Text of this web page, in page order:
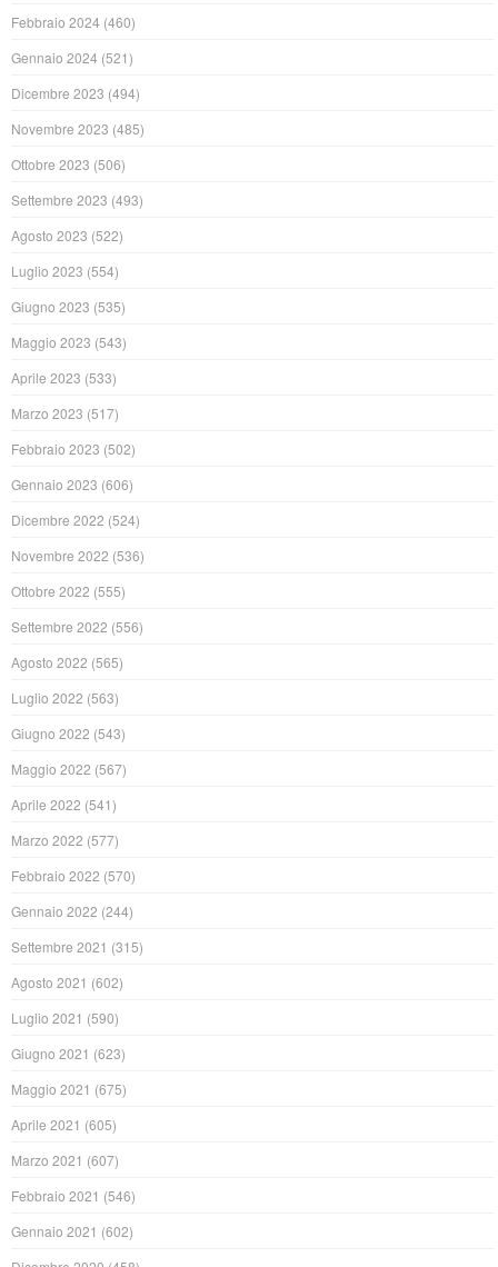
Febbraio 2024 (460)
Gennaio 2024 (521)
Dicembre 2023 (494)
Novembre 2023 (485)
Ottobre 2023 (506)
Settembre 2023 (493)
Agosto 2023 (522)
Luglio 2023 (554)
Giugno 2023 (535)
Maggio 2023 (543)
Aprile 2023 (533)
Marzo 2023 (517)
Febbraio 2023 (502)
Gennaio 2023 (606)
Dicembre 2022 (524)
Novembre 2022 (536)
Ottobre 2022 (555)
Settembre 2022 (556)
Agosto 2022 (565)
Luglio 2022 (563)
Giugno 2022 (543)
Maggio 2022 (567)
Aprile 2022 (541)
Marzo 2022 (577)
Febbraio 2022 (570)
Gennaio 2022 (244)
Settembre 2021 (315)
Agosto 2021 (602)
Luglio 2021 (590)
Giugno 2021 (623)
Maggio 2021 (675)
Aprile 2021 (605)
Marzo 2021 (607)
Febbraio 2021 (546)
Gennaio 2021 (602)